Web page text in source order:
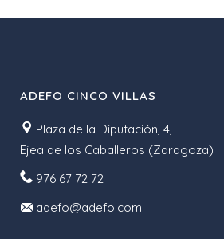
ADEFO CINCO VILLAS
Plaza de la Diputación, 4,
Ejea de los Caballeros (Zaragoza)
976 67 72 72
adefo@adefo.com